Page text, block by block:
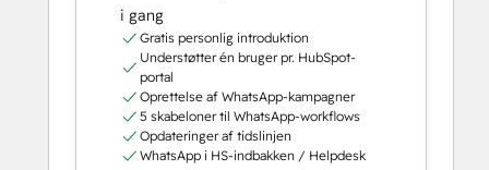
i gang
Gratis personlig introduktion
Understøtter én bruger pr. HubSpot-
portal
Oprettelse af WhatsApp-kampagner
5 skabeloner til WhatsApp-workflows
Opdateringer af tidslinjen
WhatsApp i HS-indbakken / Helpdesk